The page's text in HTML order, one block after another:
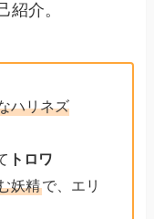
紹介。
ハリネズ
トロワ
妖精で、エリ